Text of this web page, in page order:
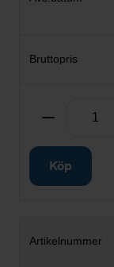
Ta bort
Köp